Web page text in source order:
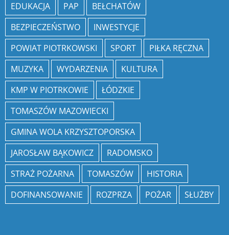
EDUKACJA
PAP
BEŁCHATÓW
BEZPIECZEŃSTWO
INWESTYCJE
POWIAT PIOTRKOWSKI
SPORT
PIŁKA RĘCZNA
MUZYKA
WYDARZENIA
KULTURA
KMP W PIOTRKOWIE
ŁÓDZKIE
TOMASZÓW MAZOWIECKI
GMINA WOLA KRZYSZTOPORSKA
JAROSŁAW BĄKOWICZ
RADOMSKO
STRAŻ POŻARNA
TOMASZÓW
HISTORIA
DOFINANSOWANIE
ROZPRZA POŻAR SŁUŻBY